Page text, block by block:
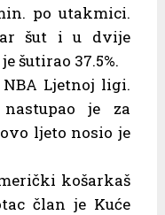
po utakmici.
šut i u dvije
šutirao 37.5%.
Ljetnoj ligi.
nastupao je za
ljeto nosio je
košarkaš
član je Kuće